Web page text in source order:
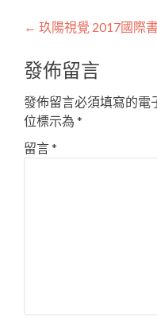
Post
navigation
← 玖陽視覺 2017國際
發佈留言
發佈留言必須填寫的電
位標示為 *
留言*